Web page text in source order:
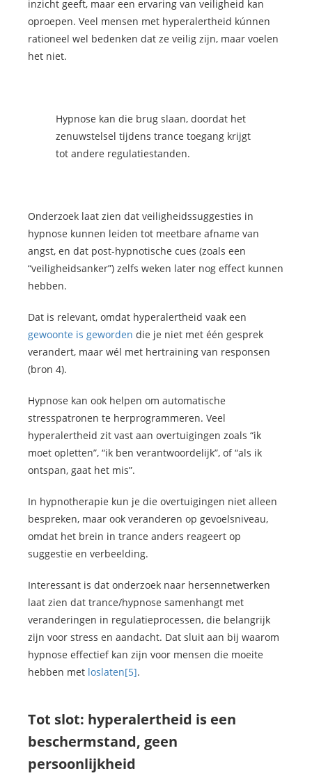
inzicht geeft, maar een ervaring van veiligheid kan
oproepen. Veel mensen met hyperalertheid kúnnen
rationeel wel bedenken dat ze veilig zijn, maar voelen
het niet.
Hypnose kan die brug slaan, doordat het
zenuwstelsel tijdens trance toegang krijgt
tot andere regulatiestanden.
Onderzoek laat zien dat veiligheidssuggesties in
hypnose kunnen leiden tot meetbare afname van
angst, en dat post-hypnotische cues (zoals een
“veiligheidsanker”) zelfs weken later nog effect kunnen
hebben.
Dat is relevant, omdat hyperalertheid vaak een
gewoonte is geworden die je niet met één gesprek
verandert, maar wél met hertraining van responsen
(bron 4).
Hypnose kan ook helpen om automatische
stresspatronen te herprogrammeren. Veel
hyperalertheid zit vast aan overtuigingen zoals “ik
moet opletten”, “ik ben verantwoordelijk”, of “als ik
ontspan, gaat het mis”.
In hypnotherapie kun je die overtuigingen niet alleen
bespreken, maar ook veranderen op gevoelsniveau,
omdat het brein in trance anders reageert op
suggestie en verbeelding.
Interessant is dat onderzoek naar hersennetwerken
laat zien dat trance/hypnose samenhangt met
veranderingen in regulatieprocessen, die belangrijk
zijn voor stress en aandacht. Dat sluit aan bij waarom
hypnose effectief kan zijn voor mensen die moeite
hebben met loslaten[5].
Tot slot: hyperalertheid is een
beschermstand, geen
persoonlijkheid